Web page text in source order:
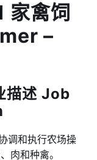
家禽饲
–
描述 Job
调和执行农场操
肉和种禽。